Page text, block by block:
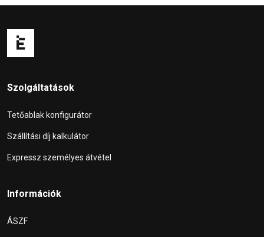
Szolgáltatások
Tetőablak konfigurátor
Szállítási díj kalkulátor
Expressz személyes átvétel
Információk
ÁSZF